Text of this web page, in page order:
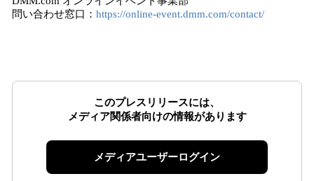
問い合わせ窓口： https://online-event.dmm.com/contact/
このプレスリリースには、
メディア関係者向けの情報があります
メディアユーザーログイン